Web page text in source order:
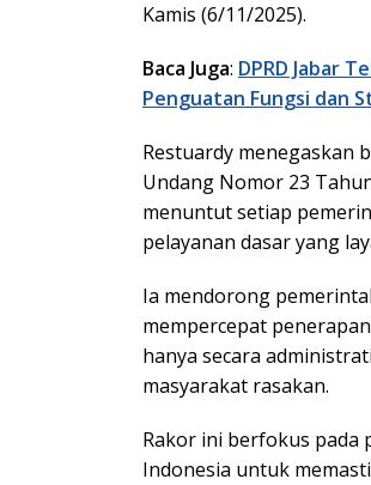
Kamis (6/11/2025).
Baca Juga: DPRD Jabar
Penguatan Fungsi dan
Restuardy menegaskan
Undang Nomor 23
menuntut setiap
pelayanan dasar yang
Ia mendorong
mempercepat
hanya secara
masyarakat rasakan.
Rakor ini berfokus pada
Indonesia untuk